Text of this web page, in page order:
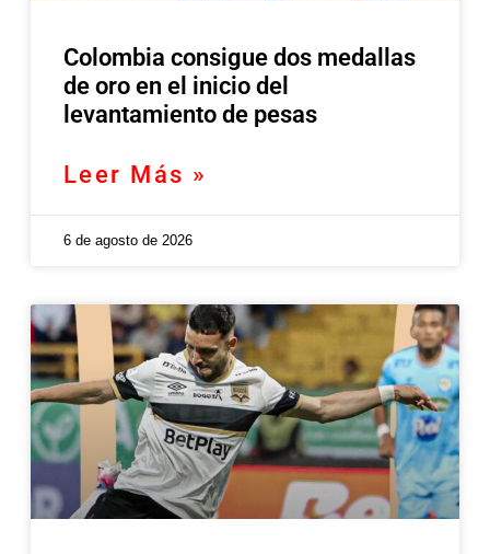
Colombia consigue dos medallas
de oro en el inicio del
levantamiento de pesas
Leer Más »
6 de agosto de 2026